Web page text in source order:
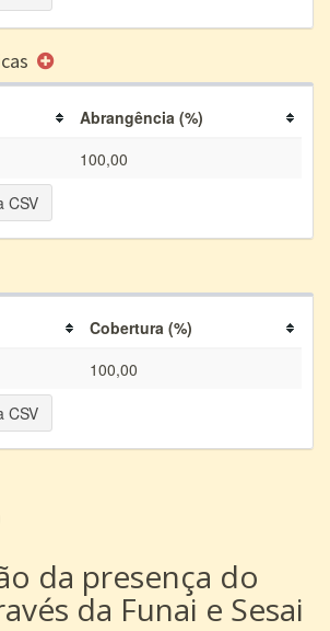
Abrangência (%)
100,00
CSV
Cobertura (%)
100,00
CSV
da presença do
da Funai e Sesai